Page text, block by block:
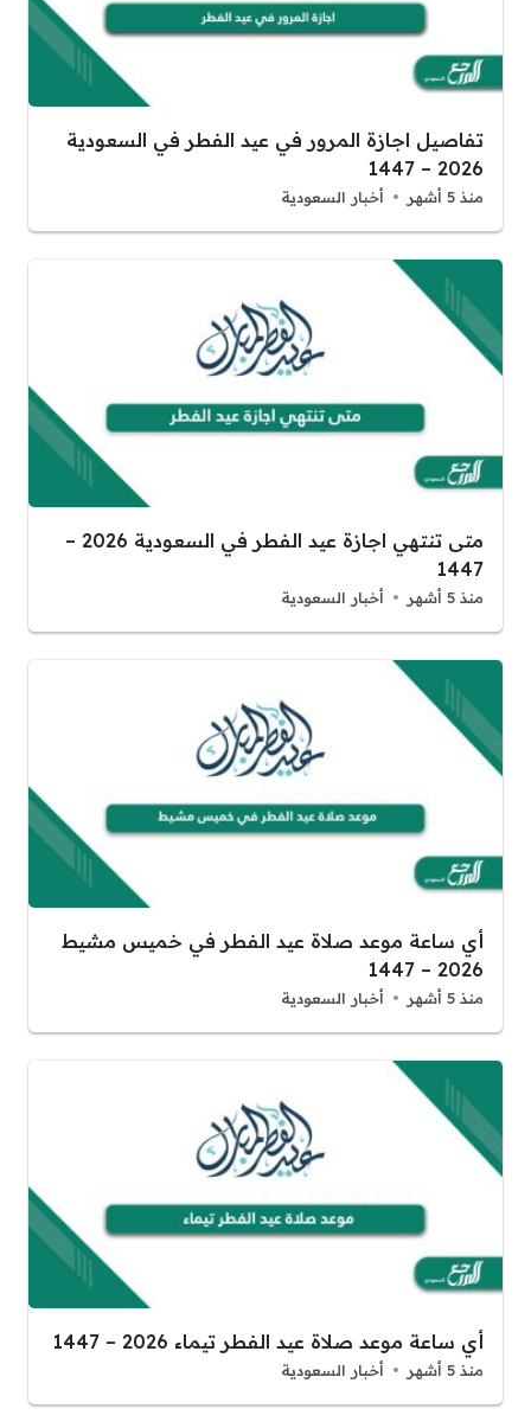
تفاصيل اجازة المرور في عيد الفطر في السعودية
2026 – 1447
منذ 5 أشهر أخبار السعودية
متى تنتهي اجازة عيد الفطر في السعودية 2026 –
1447
منذ 5 أشهر أخبار السعودية
أي ساعة موعد صلاة عيد الفطر في خميس مشيط
2026 – 1447
منذ 5 أشهر أخبار السعودية
أي ساعة موعد صلاة عيد الفطر تيماء 2026 – 1447
منذ 5 أشهر أخبار السعودية